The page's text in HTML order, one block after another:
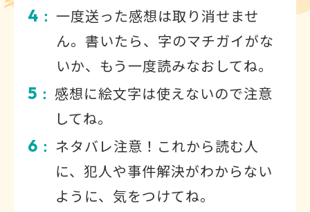
4 ： 一度送った感想は取り消せませ
ん。書いたら、字のマチガイがな
いか、もう一度読みなおしてね。
5 ： 感想に絵文字は使えないので注意
してね。
6 ： ネタバレ注意！これから読む人
に、犯人や事件解決がわからない
ように、気をつけてね。